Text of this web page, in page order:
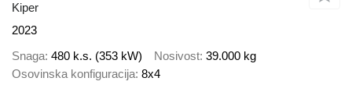
Kiper
2023
Snaga 480 k.s. (353 kW) Nosivost 39.000 kg
Osovinska konfiguracija 8x4